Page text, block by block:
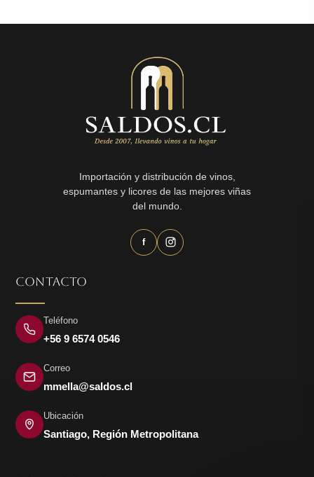
Importación y distribución de vinos,
espumantes y licores de las mejores viñas
del mundo.
f
CONTACTO
Teléfono
+56 9 6574 0546
Correo
mmella@saldos.cl
Ubicación
Santiago, Región Metropolitana